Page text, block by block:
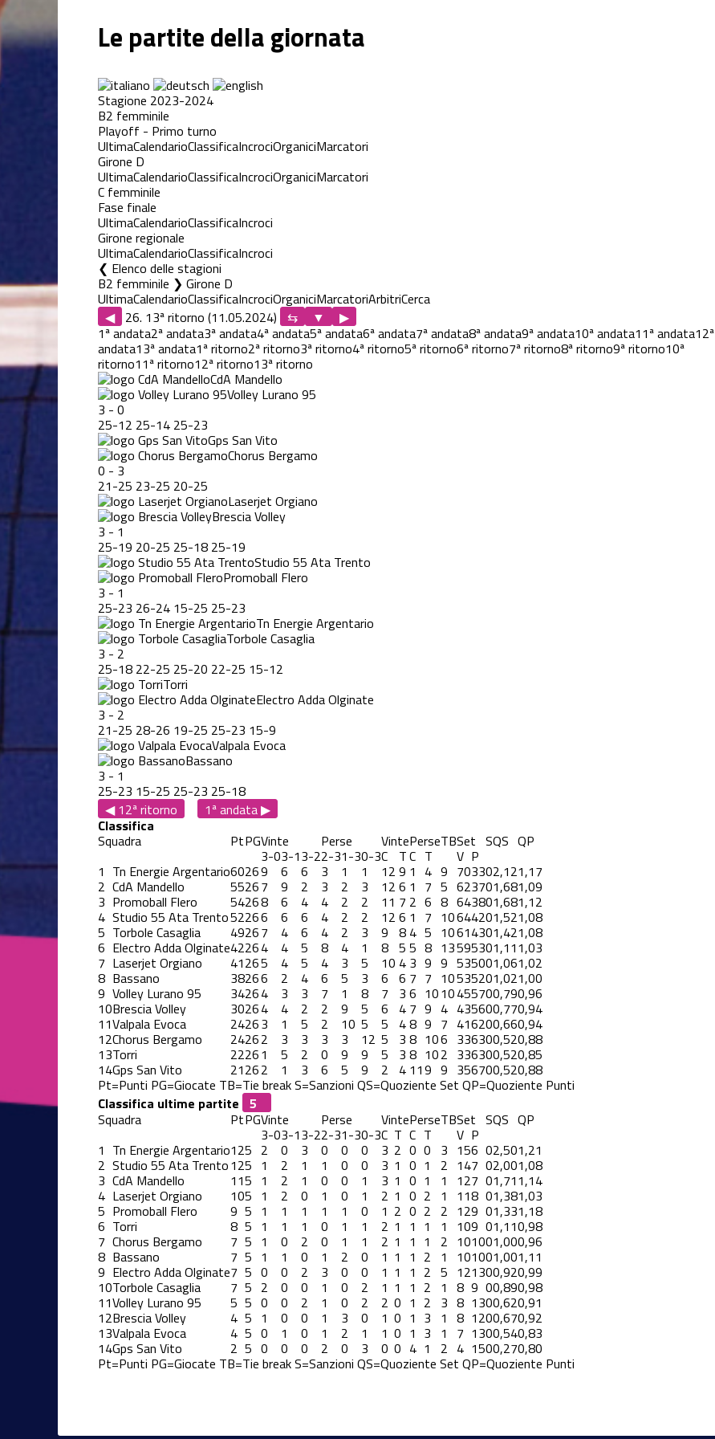
Le partite della giornata
Stagione 2023-2024
B2 femminile
Playoff - Primo turno
UltimaCalendarioClassificaIncrociOrganiciMarcatori
Girone D
UltimaCalendarioClassificaIncrociOrganiciMarcatori
C femminile
Fase finale
UltimaCalendarioClassificaIncroci
Girone regionale
UltimaCalendarioClassificaIncroci
Elenco delle stagioni
B2 femminile ❯ Girone D
UltimaCalendarioClassificaIncrociOrganiciMarcatoriArbitriCerca
◀ 26. 13ª ritorno (11.05.2024)
▶
1ª andata2ª andata3ª andata4ª andata5ª andata6ª andata7ª andata8ª andata9ª andata10ª andata11ª andata12ª
andata13ª andata1ª ritorno2ª ritorno3ª ritorno4ª ritorno5ª ritorno6ª ritorno7ª ritorno8ª ritorno9ª ritorno10ª
ritorno11ª ritorno12ª ritorno13ª ritorno
CdA Mandello
Volley Lurano 95
3 - 0
25-12 25-14 25-23
Gps San Vito
Chorus Bergamo
0 - 3
21-25 23-25 20-25
Laserjet Orgiano
Brescia Volley
3 - 1
25-19 20-25 25-18 25-19
Studio 55 Ata Trento
Promoball Flero
3 - 1
25-23 26-24 15-25 25-23
Tn Energie Argentario
Torbole Casaglia
3 - 2
25-18 22-25 25-20 22-25 15-12
Torri
Electro Adda Olginate
3 - 2
21-25 28-26 19-25 25-23 15-9
Valpala Evoca
Bassano
3 - 1
25-23 15-25 25-23 25-18
◀ 12ª ritorno
1ª andata ▶
Classifica
Squadra PtPGVinte Perse VintePerseTBSet SQS QP
3-03-13-22-31-30-3C TC T V P
1 Tn Energie Argentario60269 6 6 3 1 1 12 9 1 4 9 703302,121,17
2 CdA Mandello 55267 9 2 3 2 3 12 6 1 7 5 623701,681,09
3 Promoball Flero 54268 6 4 4 2 2 11 7 2 6 8 643801,681,12
4 Studio 55 Ata Trento52266 6 6 4 2 2 12 6 1 7 10644201,521,08
5 Torbole Casaglia 49267 4 6 4 2 3 9 8 4 5 10614301,421,08
6 Electro Adda Olginate42264 4 5 8 4 1 8 5 5 8 13595301,111,03
7 Laserjet Orgiano 41265 4 5 4 3 5 10 4 3 9 9 535001,061,02
8 Bassano 38266 2 4 6 5 3 6 6 7 7 10535201,021,00
9 Volley Lurano 95 34264 3 3 7 1 8 7 3 6 1010455700,790,96
10Brescia Volley 30264 4 2 2 9 5 6 4 7 9 4 435600,770,94
11Valpala Evoca 24263 1 5 2 10 5 5 48 9 7 416200,660,94
12Chorus Bergamo 24262 3 3 3 3 12 5 3 8 106 336300,520,88
13Torri 22261 5 2 0 9 9 5 3 8 102 336300,520,85
14Gps San Vito 21262 1 3 6 5 9 2 4 119 9 356700,520,88
Pt=Punti PG=Giocate TB=Tie breakS=Sanzioni QS=Quoziente Set QP=Quoziente Punti
Classifica ultime partite
Squadra
PtPGVinte Perse VintePerseTBSet SQS QP
3-03-13-22-31-30-3C T C T V P
1 Tn Energie Argentario125 2 0 3 0 0 0 3 2 0 0 3 156 02,501,21
2 Studio 55 Ata Trento125 1 2 1 1 0 0 3 1 0 1 2 147 02,001,08
3 CdA Mandello 115 1 2 1 0 0 1 3 1 0 1 1 127 01,711,14
4 Laserjet Orgiano 105 1 2 0 1 0 1 2 1 0 2 1 118 01,381,03
5 Promoball Flero 9 5 1 1 1 1 1 0 1 2 0 2 2 129 01,331,18
6 Torri 8 5 1 1 1 0 1 1 2 1 1 1 1 109 01,110,98
7 Chorus Bergamo 7 5 1 0 2 0 1 1 2 1 1 1 2 101001,000,96
8 Bassano 7 5 1 1 0 1 2 0 1 1 1 2 1 101001,001,11
9 Electro Adda Olginate7 5 0 0 2 3 0 0 1 1 1 2 5 121300,920,99
10Torbole Casaglia 7 5 2 0 0 1 0 2 1 1 1 2 1 8 9 00,890,98
11Volley Lurano 95 5 5 0 0 2 1 0 2 2 0 1 2 3 8 1300,620,91
12Brescia Volley 4 5 1 0 0 1 3 0 1 0 1 3 1 8 1200,670,92
13Valpala Evoca 4 5 0 1 0 1 2 1 1 0 1 3 1 7 1300,540,83
14Gps San Vito 2 5 0 0 0 2 0 3 0 0 4 1 2 4 1500,270,80
Pt=Punti PG=Giocate TB=Tie breakS=Sanzioni QS=Quoziente Set QP=Quoziente Punti